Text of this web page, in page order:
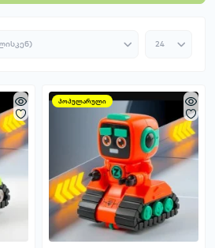
პოპულარული